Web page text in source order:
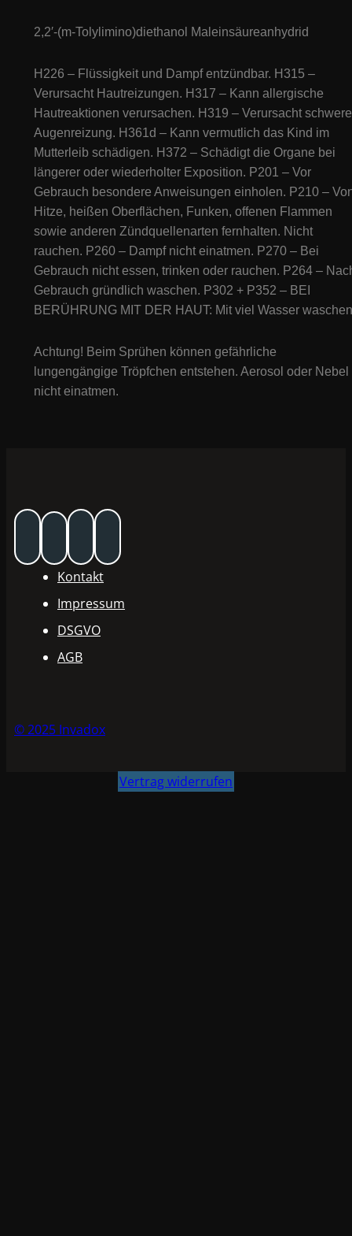
2,2′-(m-Tolylimino)diethanol Maleinsäureanhydrid
H226 – Flüssigkeit und Dampf entzündbar. H315 –
Verursacht Hautreizungen. H317 – Kann allergische
Hautreaktionen verursachen. H319 – Verursacht schwere
Augenreizung. H361d – Kann vermutlich das Kind im
Mutterleib schädigen. H372 – Schädigt die Organe bei
längerer oder wiederholter Exposition. P201 – Vor
Gebrauch besondere Anweisungen einholen. P210 –
Hitze, heißen Oberflächen, Funken, offenen Flammen
sowie anderen Zündquellenarten fernhalten. Nicht
rauchen. P260 – Dampf nicht einatmen. P270 – Bei
Gebrauch nicht essen, trinken oder rauchen. P264 –
Gebrauch gründlich waschen. P302 + P352 – BEI
BERÜHRUNG MIT DER HAUT: Mit viel Wasser
Achtung! Beim Sprühen können gefährliche
lungengängige Tröpfchen entstehen. Aerosol oder Nebel
nicht einatmen.
Kontakt
Impressum
DSGVO
AGB
© 2025 Invadox
Vertrag widerrufen